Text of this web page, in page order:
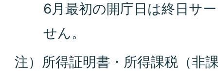
6月最初の開庁日は終日サ
せん。
注）所得証明書・所得課税（非